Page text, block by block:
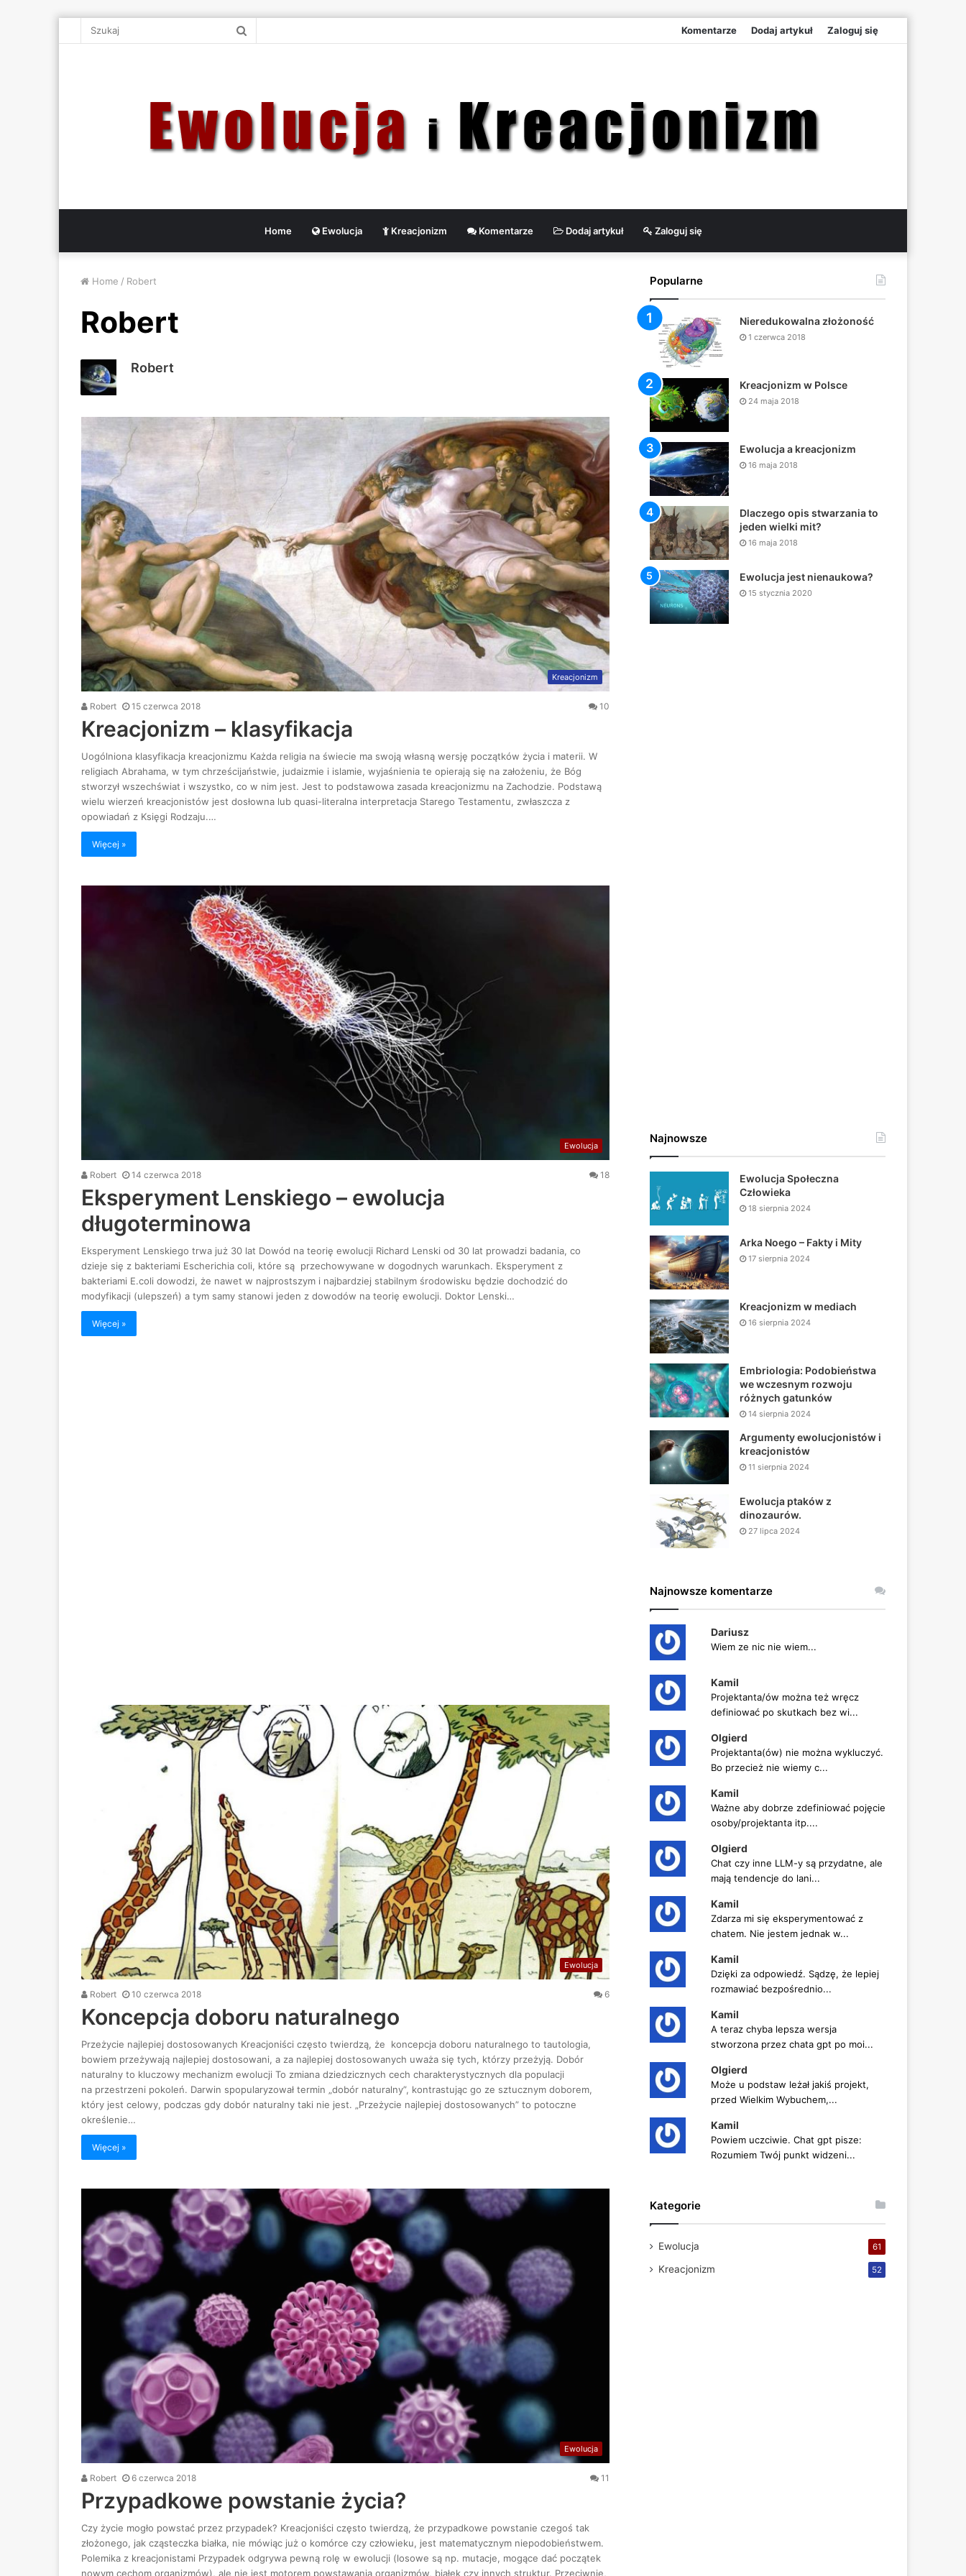
Komentarze Dodaj artykuł Zaloguj się
Home Ewolucja Kreacjonizm Komentarze Dodaj artykuł Zaloguj się
Home / Robert
Robert
Robert
Kreacjonizm
Robert 15 czerwca 2018 10
Kreacjonizm – klasyfikacja
Uogólniona klasyfikacja kreacjonizmu Każda religia na świecie ma swoją własną wersję początków życia i materii. W
religiach Abrahama, w tym chrześcijaństwie, judaizmie i islamie, wyjaśnienia te opierają się na założeniu, że Bóg
stworzył wszechświat i wszystko, co w nim jest. Jest to podstawowa zasada kreacjonizmu na Zachodzie. Podstawą
wielu wierzeń kreacjonistów jest dosłowna lub quasi-literalna interpretacja Starego Testamentu, zwłaszcza z
opowiadań z Księgi Rodzaju.…
Więcej »
Ewolucja
Robert 14 czerwca 2018 18
Eksperyment Lenskiego – ewolucja
długoterminowa
Eksperyment Lenskiego trwa już 30 lat Dowód na teorię ewolucji Richard Lenski od 30 lat prowadzi badania, co
dzieje się z bakteriami Escherichia coli, które są przechowywane w dogodnych warunkach. Eksperyment z
bakteriami E.coli dowodzi, że nawet w najprostszym i najbardziej stabilnym środowisku będzie dochodzić do
modyfikacji (ulepszeń) a tym samy stanowi jeden z dowodów na teorię ewolucji. Doktor Lenski…
Więcej »
Ewolucja
Robert 10 czerwca 2018 6
Koncepcja doboru naturalnego
Przeżycie najlepiej dostosowanych Kreacjoniści często twierdzą, że koncepcja doboru naturalnego to tautologia,
bowiem przeżywają najlepiej dostosowani, a za najlepiej dostosowanych uważa się tych, którzy przeżyją. Dobór
naturalny to kluczowy mechanizm ewolucji To zmiana dziedzicznych cech charakterystycznych dla populacji
na przestrzeni pokoleń. Darwin spopularyzował termin „dobór naturalny”, kontrastując go ze sztucznym doborem,
który jest celowy, podczas gdy dobór naturalny taki nie jest. „Przeżycie najlepiej dostosowanych” to potoczne
określenie…
Więcej »
Ewolucja
Robert 6 czerwca 2018 11
Przypadkowe powstanie życia?
Czy życie mogło powstać przez przypadek? Kreacjoniści często twierdzą, że przypadkowe powstanie czegoś tak
złożonego, jak cząsteczka białka, nie mówiąc już o komórce czy człowieku, jest matematycznym niepodobieństwem.
Polemika z kreacjonistami Przypadek odgrywa pewną rolę w ewolucji (losowe są np. mutacje, mogące dać początek
nowym cechom organizmów), ale nie jest motorem powstawania organizmów, białek czy innych struktur. Przeciwnie,
Popularne
Nieredukowalna złożoność
1 czerwca 2018
Kreacjonizm w Polsce
24 maja 2018
Ewolucja a kreacjonizm
16 maja 2018
Dlaczego opis stwarzania to
jeden wielki mit?
16 maja 2018
Ewolucja jest nienaukowa?
15 stycznia 2020
Najnowsze
Ewolucja Społeczna
Człowieka
18 sierpnia 2024
Arka Noego – Fakty i Mity
17 sierpnia 2024
Kreacjonizm w mediach
16 sierpnia 2024
Embriologia: Podobieństwa
we wczesnym rozwoju
różnych gatunków
14 sierpnia 2024
Argumenty ewolucjonistów i
kreacjonistów
11 sierpnia 2024
Ewolucja ptaków z
dinozaurów.
27 lipca 2024
Najnowsze komentarze
Dariusz
Wiem ze nic nie wiem...
Kamil
Projektanta/ów można też wręcz
definiować po skutkach bez wi...
Olgierd
Projektanta(ów) nie można wykluczyć.
Bo przecież nie wiemy c...
Kamil
Ważne aby dobrze zdefiniować pojęcie
osoby/projektanta itp....
Olgierd
Chat czy inne LLM-y są przydatne, ale
mają tendencje do lani...
Kamil
Zdarza mi się eksperymentować z
chatem. Nie jestem jednak w...
Kamil
Dzięki za odpowiedź. Sądzę, że lepiej
rozmawiać bezpośrednio...
Kamil
A teraz chyba lepsza wersja
stworzona przez chata gpt po moi...
Olgierd
Może u podstaw leżał jakiś projekt,
przed Wielkim Wybuchem,...
Kamil
Powiem uczciwie. Chat gpt pisze:
Rozumiem Twój punkt widzeni...
Kategorie
Ewolucja 61
Kreacjonizm 52